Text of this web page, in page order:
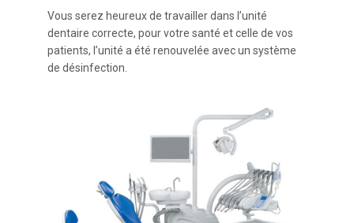
Vous serez heureux de travailler dans l’unité
dentaire correcte, pour votre santé et celle de vos
patients, l’unité a été renouvelée avec un système
de désinfection.